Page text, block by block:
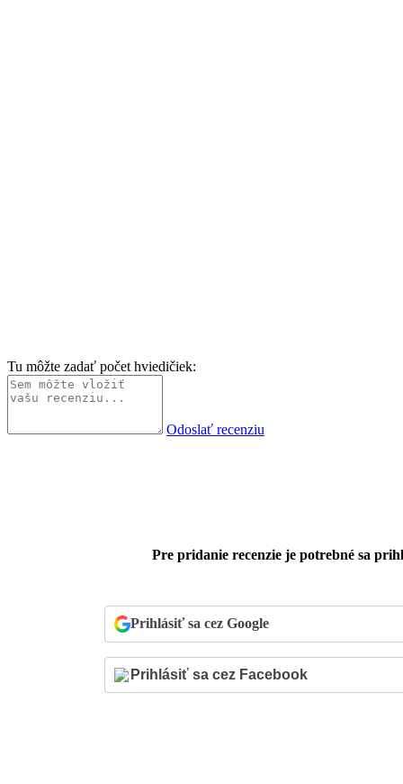
Tu môžte zadať počet hviedičiek:
Odoslať recenziu
Pre pridanie recenzie je potrebné sa
Prihlásiť sa cez Google